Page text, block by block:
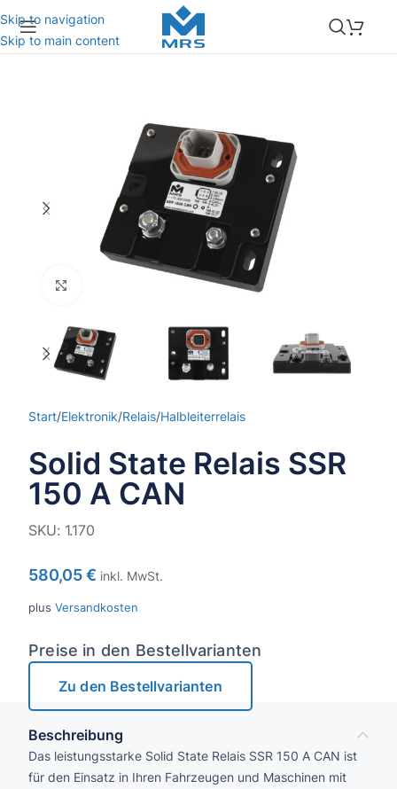
Skip to navigation
Skip to main content
Start/Elektronik/Relais/Halbleiterrelais
Solid State Relais SSR
150 A CAN
SKU:1.170
580,05€ inkl. MwSt.
plus Versandkosten
Preise in den Bestellvarianten
Zu den Bestellvarianten
Beschreibung
Das leistungsstarke Solid State Relais SSR 150 A CAN ist
für den Einsatz in Ihren Fahrzeugen und Maschinen mit